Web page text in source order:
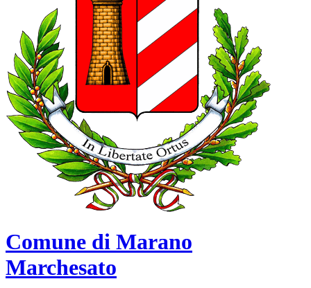
Comune di Marano
Marchesato